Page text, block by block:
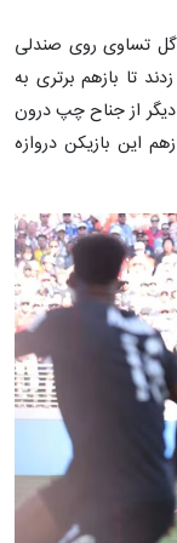
گل تساوی روی صندلی
تا بازهم برتری به
یک ارسال دیگر از جناح چپ درون
این بازیکن دروازه